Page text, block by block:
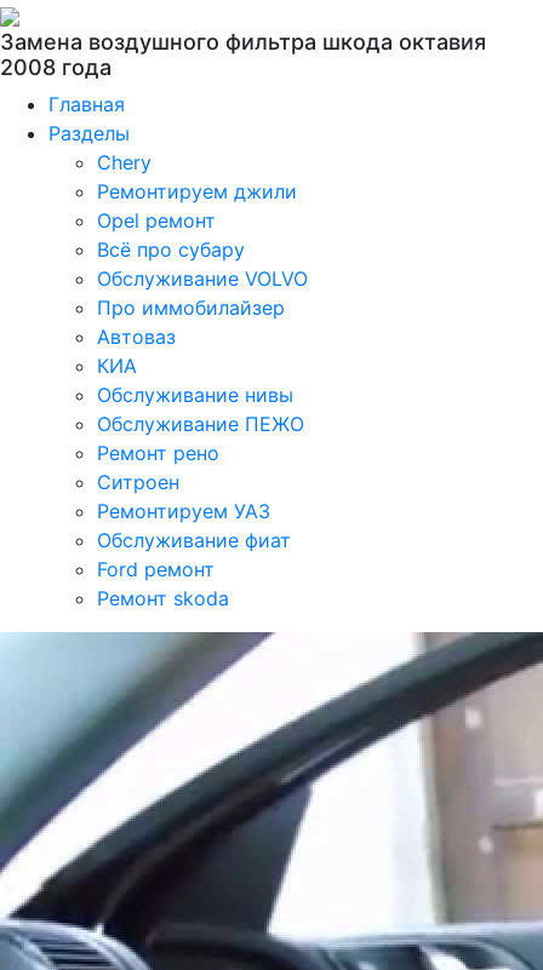
Замена воздушного фильтра шкода октавия
2008 года
Главная
Разделы
Chery
Ремонтируем джили
Opel ремонт
Всё про субару
Обслуживание VOLVO
Про иммобилайзер
Автоваз
КИА
Обслуживание нивы
Обслуживание ПЕЖО
Ремонт рено
Ситроен
Ремонтируем УАЗ
Обслуживание фиат
Ford ремонт
Ремонт skoda